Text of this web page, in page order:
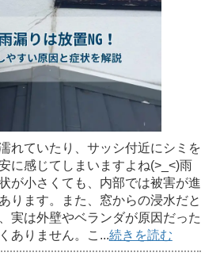
れていたり、サッシ付近にシミを
に感じてしまいますよね(>_<)雨
が小さくても、内部では被害が進
ります。また、窓からの浸水だと
実は外壁やベランダが原因だった
ありません。こ...続きを読む